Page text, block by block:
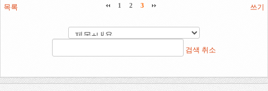
목록 쓰기
1 2 3
검색 취소